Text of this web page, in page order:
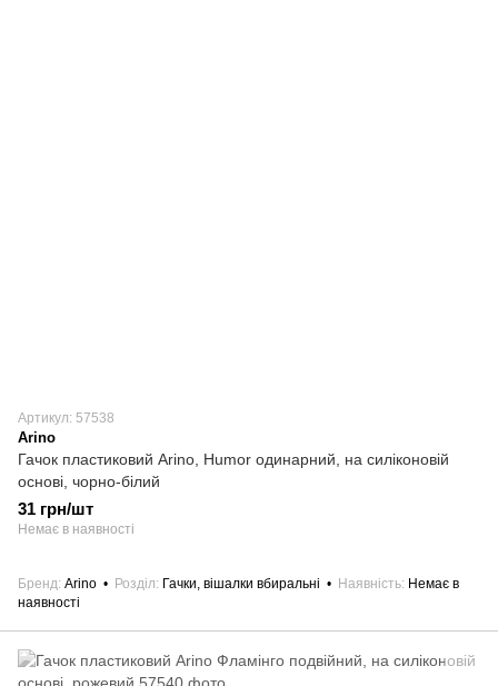
Артикул: 57538
Arino
Гачок пластиковий Arino, Humor одинарний, на силіконовій
основі, чорно-білий
31 грн/шт
Немає в наявності
Бренд Arino Розділ Гачки, вішалки вбиральні Наявність Немає в
наявності